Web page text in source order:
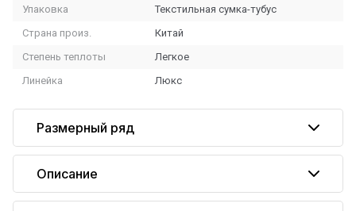
Упаковка
Текстильная сумка-тубус
Страна произ.
Китай
Степень теплоты
Легкое
Линейка
Люкс
Размерный ряд
Описание